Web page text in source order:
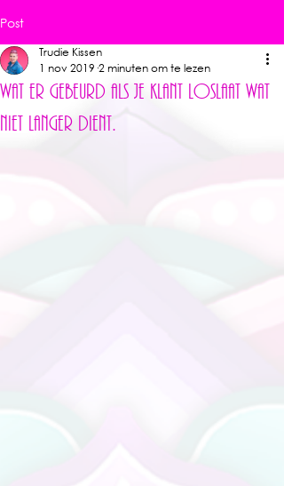
Post
Wat er gebeurd als je klant loslaat wat
niet langer dient.
Trudie Kissen
1 nov 2019 2 minuten om te lezen